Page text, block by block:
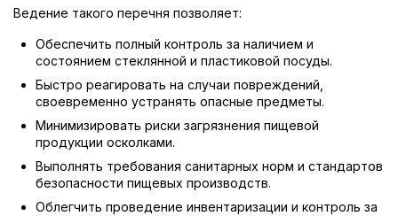
Ведение такого перечня позволяет:
Обеспечить полный контроль за наличием и
состоянием стеклянной и пластиковой посуды.
Быстро реагировать на случаи повреждений,
своевременно устранять опасные предметы.
Минимизировать риски загрязнения пищевой
продукции осколками.
Выполнять требования санитарных норм и стандартов
безопасности пищевых производств.
Облегчить проведение инвентаризации и контроль за